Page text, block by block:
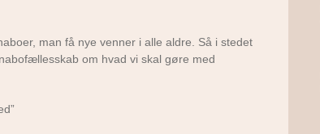
man få nye venner i alle aldre. Så i stedet
om hvad vi skal gøre med